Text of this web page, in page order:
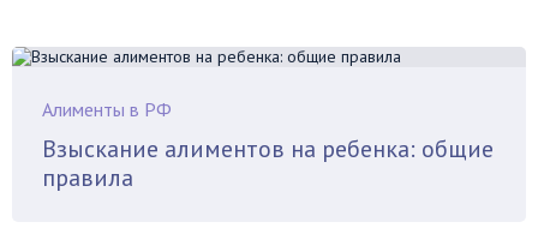
Алименты в РФ
Взыскание алиментов на ребенка: общие
правила